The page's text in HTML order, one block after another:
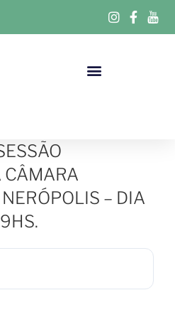
CÂMARA
– DIA